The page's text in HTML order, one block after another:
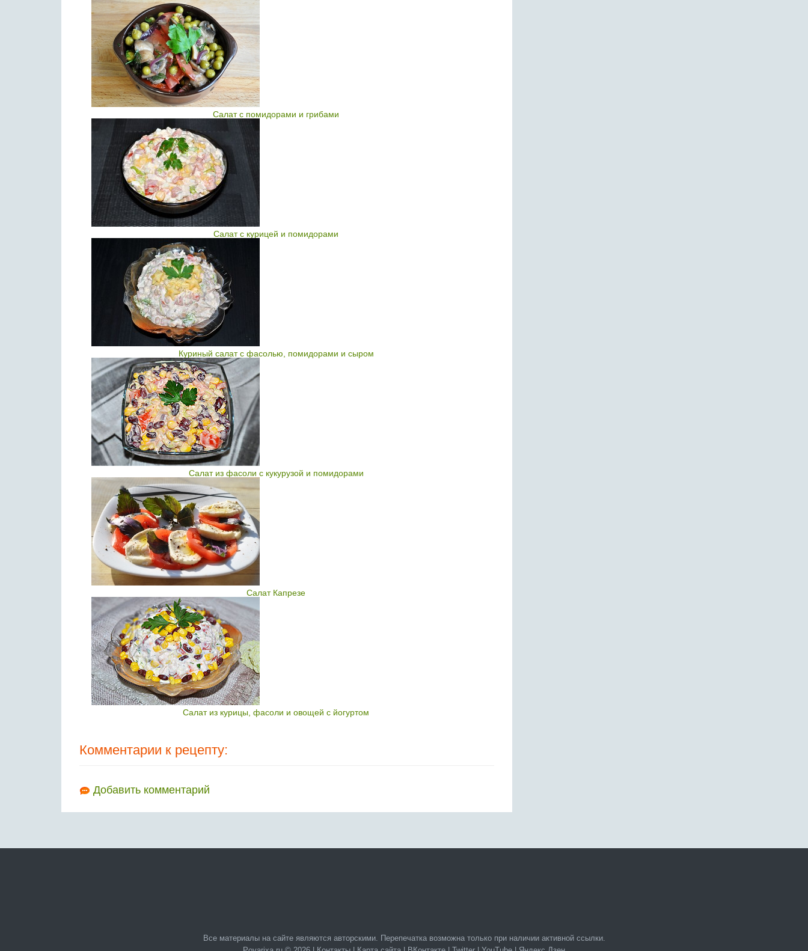
Салат с помидорами и грибами
Салат с курицей и помидорами
Куриный салат с фасолью, помидорами и сыром
Салат из фасоли с кукурузой и помидорами
Салат Капрезе
Салат из курицы, фасоли и овощей с йогуртом
Комментарии к рецепту:
Добавить комментарий
Все материалы на сайте являются авторскими. Перепечатка возможна только при наличии активной ссылки.